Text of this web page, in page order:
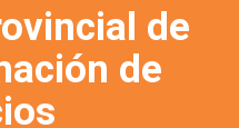
de
de